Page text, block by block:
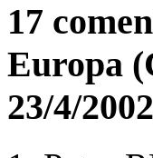
17
Europa
23/4/